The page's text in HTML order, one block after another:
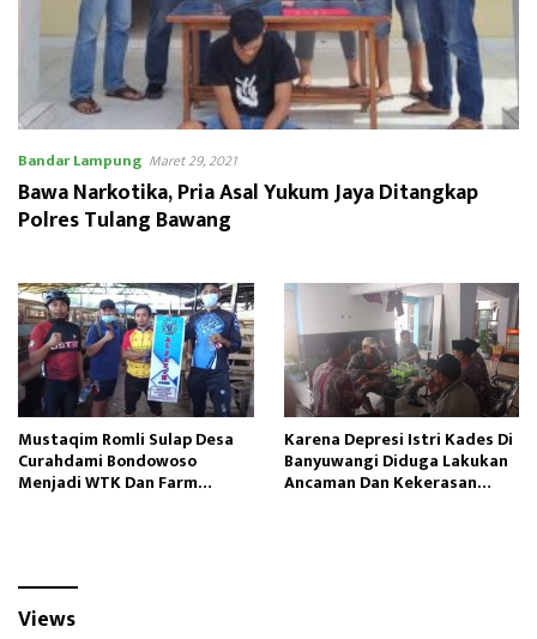
Bandar Lampung Maret 29, 2021
Bawa Narkotika, Pria Asal Yukum Jaya Ditangkap
Polres Tulang Bawang
Mustaqim Romli Sulap Desa
Curahdami Bondowoso
Menjadi WTK Dan Farm
Karena Depresi Istri Kades Di
Banyuwangi Diduga Lakukan
Ancaman Dan Kekerasan
Views